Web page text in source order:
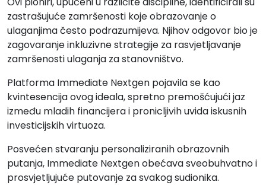
zastrašujuće zamršenosti koje obrazovanje o
ulaganjima često podrazumijeva. Njihov odgovor bio je
zagovaranje inkluzivne strategije za rasvjetljavanje
zamršenosti ulaganja za stanovništvo.
Platforma Immediate Nextgen pojavila se kao
kvintesencija ovog ideala, spretno premošćujući jaz
između mladih financijera i pronicljivih uvida iskusnih
investicijskih virtuoza.
Posvećen stvaranju personaliziranih obrazovnih
putanja, Immediate Nextgen obećava sveobuhvatno i
prosvjetljujuće putovanje za svakog sudionika.